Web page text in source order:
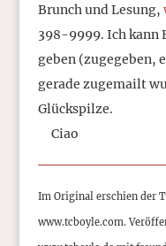
Brunch und Lesung,
398-9999. Ich kann
geben (zugegeben,
gerade zugemailt
Glückspilze.
Ciao
Im Original erschien der
www.tcboyle.com.